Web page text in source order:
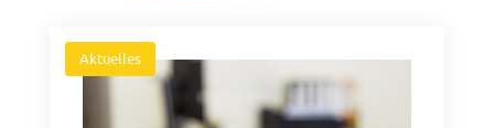
Aktuelles